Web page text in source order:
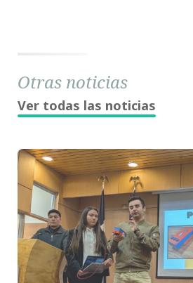
Otras noticias
Ver todas las noticias